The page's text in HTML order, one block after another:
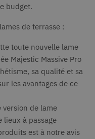
budget.
de terrasse :
toute nouvelle lame
Majestic Massive Pro
sa qualité et sa
les avantages de ce
version de lame
lieux à passage
est à notre avis